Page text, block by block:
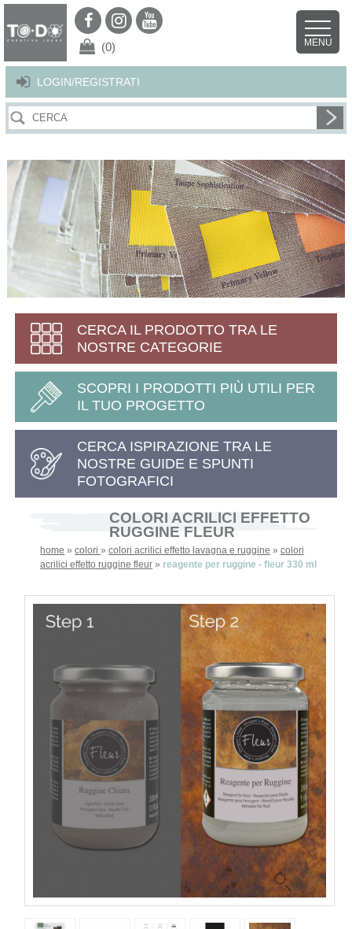
Per offrirti il miglior servizio possibile questo sito utilizza i cookies.
Continuando la navigazione nel sito autorizzi l’uso dei cookies. Per ulteriori
LOGIN/REGISTRATI
(0) MENU
CERCA IL PRODOTTO TRA LE
NOSTRE CATEGORIE
SCOPRI I PRODOTTI PIÙ UTILI PER
IL TUO PROGETTO
CERCA ISPIRAZIONE TRA LE
NOSTRE GUIDE E SPUNTI
FOTOGRAFICI
COLORI ACRILICI EFFETTO
RUGGINE FLEUR
home »colori»colori acrilici effetto lavagna e ruggine »colori
acrilici effetto ruggine fleur » reagente per ruggine - fleur 330 ml